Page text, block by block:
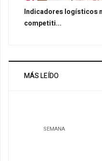
Indicadores logísticos
competiti...
MÁS LEÍDO
SEMANA